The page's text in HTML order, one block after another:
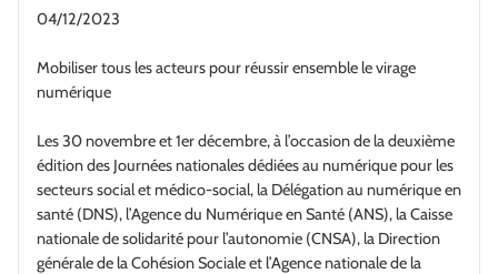
04/12/2023
Mobiliser tous les acteurs pour réussir ensemble le virage
numérique
Les 30 novembre et 1er décembre, à l’occasion de la deuxième
édition des Journées nationales dédiées au numérique pour les
secteurs social et médico-social, la Délégation au numérique en
santé (DNS), l’Agence du Numérique en Santé (ANS), la Caisse
nationale de solidarité pour l’autonomie (CNSA), la Direction
générale de la Cohésion Sociale et l’Agence nationale de la